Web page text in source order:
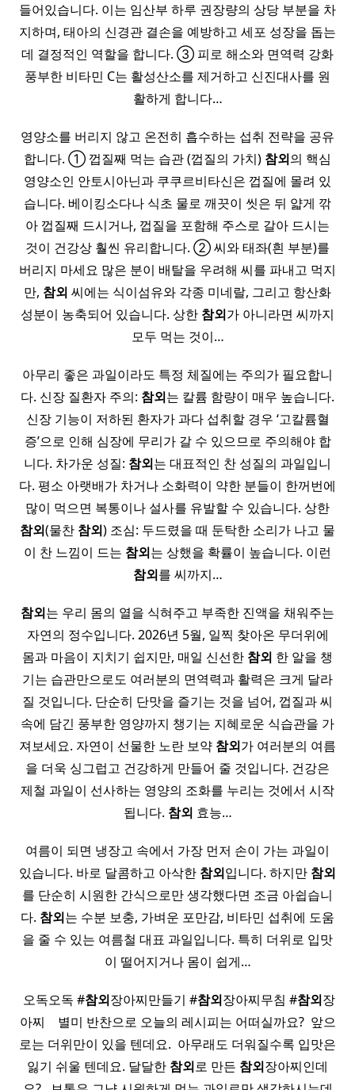
들어있습니다. 이는 임산부 하루 권장량의 상당 부분을 차
지하며, 태아의 신경관 결손을 예방하고 세포 성장을 돕는
데 결정적인 역할을 합니다. ③ 피로 해소와 면역력 강화
풍부한 비타민 C는 활성산소를 제거하고 신진대사를 원
활하게 합니다…
영양소를 버리지 않고 온전히 흡수하는 섭취 전략을 공유
합니다. ① 껍질째 먹는 습관 (껍질의 가치) 참외의 핵심
영양소인 안토시아닌과 쿠쿠르비타신은 껍질에 몰려 있
습니다. 베이킹소다나 식초 물로 깨끗이 씻은 뒤 얇게 깎
아 껍질째 드시거나, 껍질을 포함해 주스로 갈아 드시는
것이 건강상 훨씬 유리합니다. ② 씨와 태좌(흰 부분)를
버리지 마세요 많은 분이 배탈을 우려해 씨를 파내고 먹지
만, 참외 씨에는 식이섬유와 각종 미네랄, 그리고 항산화
성분이 농축되어 있습니다. 상한 참외가 아니라면 씨까지
모두 먹는 것이…
아무리 좋은 과일이라도 특정 체질에는 주의가 필요합니
다. 신장 질환자 주의: 참외는 칼륨 함량이 매우 높습니다.
신장 기능이 저하된 환자가 과다 섭취할 경우 ‘고칼륨혈
증’으로 인해 심장에 무리가 갈 수 있으므로 주의해야 합
니다. 차가운 성질: 참외는 대표적인 찬 성질의 과일입니
다. 평소 아랫배가 차거나 소화력이 약한 분들이 한꺼번에
많이 먹으면 복통이나 설사를 유발할 수 있습니다. 상한
참외(물찬 참외) 조심: 두드렸을 때 둔탁한 소리가 나고 물
이 찬 느낌이 드는 참외는 상했을 확률이 높습니다. 이런
참외를 씨까지…
참외는 우리 몸의 열을 식혀주고 부족한 진액을 채워주는
자연의 정수입니다. 2026년 5월, 일찍 찾아온 무더위에
몸과 마음이 지치기 쉽지만, 매일 신선한 참외 한 알을 챙
기는 습관만으로도 여러분의 면역력과 활력은 크게 달라
질 것입니다. 단순히 단맛을 즐기는 것을 넘어, 껍질과 씨
속에 담긴 풍부한 영양까지 챙기는 지혜로운 식습관을 가
져보세요. 자연이 선물한 노란 보약 참외가 여러분의 여름
을 더욱 싱그럽고 건강하게 만들어 줄 것입니다. 건강은
제철 과일이 선사하는 영양의 조화를 누리는 것에서 시작
됩니다. 참외 효능…
여름이 되면 냉장고 속에서 가장 먼저 손이 가는 과일이
있습니다. 바로 달콤하고 아삭한 참외입니다. 하지만 참외
를 단순히 시원한 간식으로만 생각했다면 조금 아쉽습니
다. 참외는 수분 보충, 가벼운 포만감, 비타민 섭취에 도움
을 줄 수 있는 여름철 대표 과일입니다. 특히 더위로 입맛
이 떨어지거나 몸이 쉽게…
​ 오독오독 #참외장아찌만들기 #참외장아찌무침 #참외장
아찌 ​ ​ ​ 별미 반찬으로 오늘의 레시피는 어떠실까요? ​ 앞으
로는 더위만이 있을 텐데요. ​ 아무래도 더워질수록 입맛은
잃기 쉬울 텐데요. 달달한 참외로 만든 참외장아찌인데